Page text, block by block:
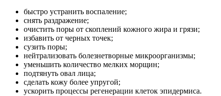
быстро устранить воспаление;
снять раздражение;
очистить поры от скоплений кожного жира и грязи;
избавить от черных точек;
сузить поры;
нейтрализовать болезнетворные микроорганизмы;
уменьшить количество мелких морщин;
подтянуть овал лица;
сделать кожу более упругой;
ускорить процессы регенерации клеток эпидермиса.